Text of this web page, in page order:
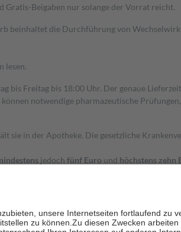
Beigaben nur solange der Vorrat reicht.
beinhaltet die Durchführung von
lesen.
Freitag bis 18:00 Uhr. Der genaue
notwendige pharmazeutische
sie in der Apotheke. Die gesetzliche
jedoch fünf Euro und höchstens zehn
Stellung der Familie zu unterstützen, fallen